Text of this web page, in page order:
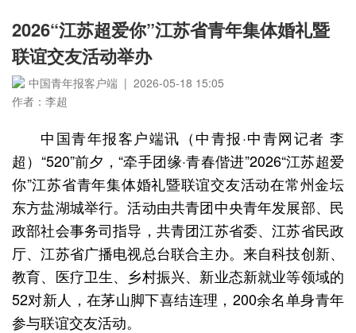
2026“江苏超爱你”江苏省青年集体婚礼暨
联谊交友活动举办
中国青年报客户端 | 2026-05-18 15:05
作者：李超
中国青年报客户端讯（中青报·中青网记者 李
超）“520”前夕，“牵手团缘·青春偕进”2026“江苏超爱
你”江苏省青年集体婚礼暨联谊交友活动在常州金坛
东方盐湖城举行。活动由共青团中央青年发展部、民
政部社会事务司指导，共青团江苏省委、江苏省民政
厅、江苏省广播电视总台联合主办。来自科技创新、
教育、医疗卫生、乡村振兴、新业态新就业等领域的
52对新人，在茅山脚下喜结连理，200余名单身青年
参与联谊交友活动。